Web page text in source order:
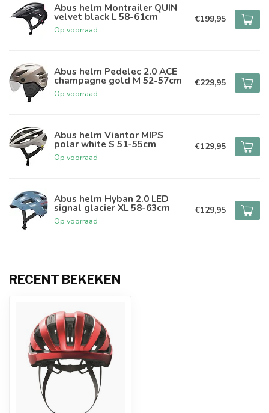
Abus helm Montrailer QUIN
velvet black L 58-61cm
Op voorraad
€199,95
Abus helm Pedelec 2.0 ACE
champagne gold M 52-57cm
Op voorraad
€229,95
Abus helm Viantor MIPS
polar white S 51-55cm
Op voorraad
€129,95
Abus helm Hyban 2.0 LED
signal glacier XL 58-63cm
Op voorraad
€129,95
RECENT BEKEKEN